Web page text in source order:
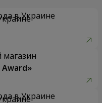
в Украине
Award»
в Украине